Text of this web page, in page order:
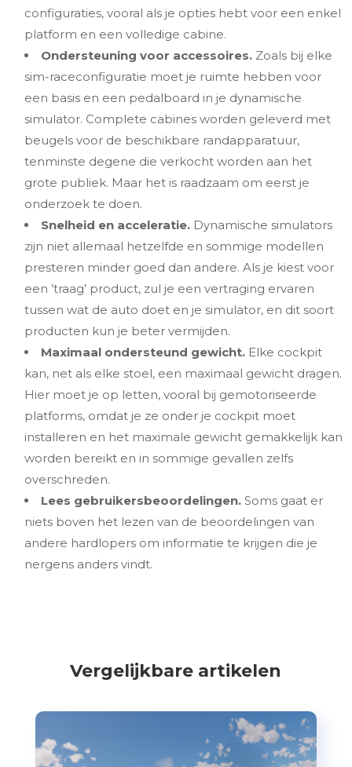
configuraties, vooral als je opties hebt voor een enkel
platform en een volledige cabine.
Ondersteuning voor accessoires. Zoals bij elke
sim-raceconfiguratie moet je ruimte hebben voor
een basis en een pedalboard in je dynamische
simulator. Complete cabines worden geleverd met
beugels voor de beschikbare randapparatuur,
tenminste degene die verkocht worden aan het
grote publiek. Maar het is raadzaam om eerst je
onderzoek te doen.
Snelheid en acceleratie. Dynamische simulators
zijn niet allemaal hetzelfde en sommige modellen
presteren minder goed dan andere. Als je kiest voor
een ’traag’ product, zul je een vertraging ervaren
tussen wat de auto doet en je simulator, en dit soort
producten kun je beter vermijden.
Maximaal ondersteund gewicht. Elke cockpit
kan, net als elke stoel, een maximaal gewicht dragen.
Hier moet je op letten, vooral bij gemotoriseerde
platforms, omdat je ze onder je cockpit moet
installeren en het maximale gewicht gemakkelijk kan
worden bereikt en in sommige gevallen zelfs
overschreden.
Lees gebruikersbeoordelingen.Soms gaat er
niets boven het lezen van de beoordelingen van
andere hardlopers om informatie te krijgen die je
nergens anders vindt.
Vergelijkbare artikelen